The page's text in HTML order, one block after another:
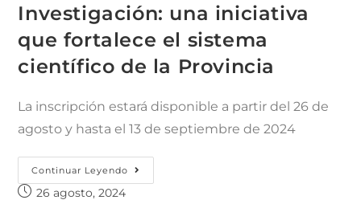
Investigación: una iniciativa
que fortalece el sistema
científico de la Provincia
La inscripción estará disponible a partir del 26 de
agosto y hasta el 13 de septiembre de 2024
Continuar Leyendo
26 agosto, 2024